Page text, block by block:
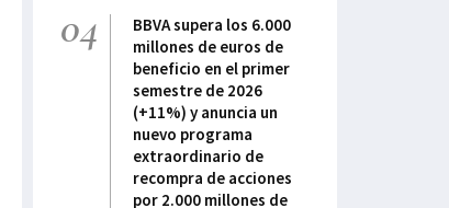
04
BBVA supera los 6.000
millones de euros de
beneficio en el primer
semestre de 2026
(+11%) y anuncia un
nuevo programa
extraordinario de
recompra de acciones
por 2.000 millones de